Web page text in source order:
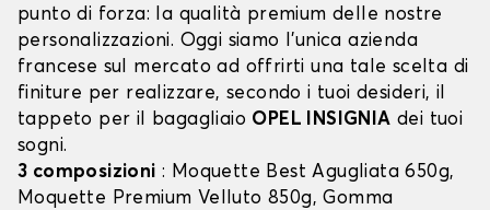
punto di forza: la qualità premium delle nostre
personalizzazioni. Oggi siamo l’unica azienda
francese sul mercato ad offrirti una tale scelta di
finiture per realizzare, secondo i tuoi desideri, il
tappeto per il bagagliaio OPEL INSIGNIA dei tuoi
sogni.
3 composizioni : Moquette Best Agugliata 650g,
Moquette Premium Velluto 850g, Gomma